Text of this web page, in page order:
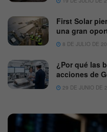
First Solar
una gran
8 DE JULIO DE
¿Por qué las
acciones de
29 DE JUNIO DE